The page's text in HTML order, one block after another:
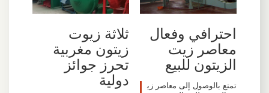
احترافي وفعال
معاصر زيت
الزيتون للبيع
تمتع بالوصول إلى معاصر زي
ثلاثة زيوت
زيتون مغربية
تحرز جوائز
دولية